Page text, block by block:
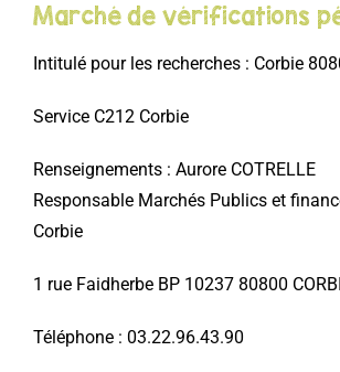
Marché de vérifications
Intitulé pour les recherches : Corbie
Service C212 Corbie
Renseignements : Aurore COTRELLE
Responsable Marchés Publics et
Corbie
1 rue Faidherbe BP 10237 80800
Téléphone : 03.22.96.43.90